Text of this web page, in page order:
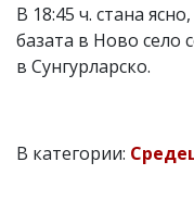
В 18:45 ч. стана
базата в Ново село
в Сунгурларско.
В категории: